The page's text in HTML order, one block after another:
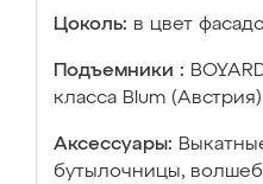
Цоколь: в цвет
Подъемники :
класса Blum
Аксессуары:
бутылочницы,